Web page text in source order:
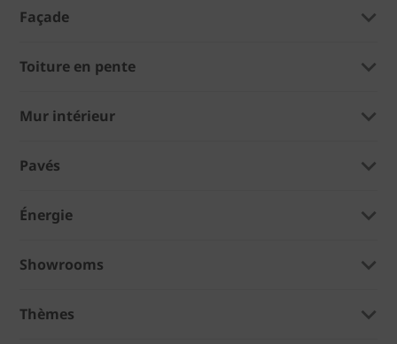
Façade
Toiture en pente
Mur intérieur
Pavés
Énergie
Showrooms
Thèmes